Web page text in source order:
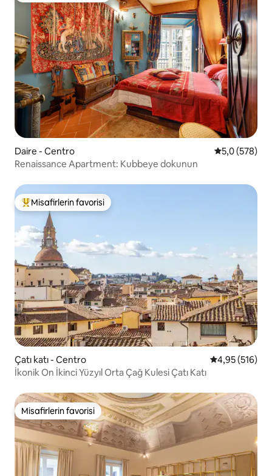
Daire - Centro 5 üzerinden
5,0 (578)
Renaissance Apartment: Kubbeye dokunun
Misafirlerin favorilerinden en beğenilenler arasında
Misafirlerin favorisi
Çatı katı - Centro 5 üzerinden
4,95 (516)
İkonik On İkinci Yüzyıl Orta Çağ Kulesi Çatı Katı
Misafirlerin favorisi
Misafirlerin favorisi